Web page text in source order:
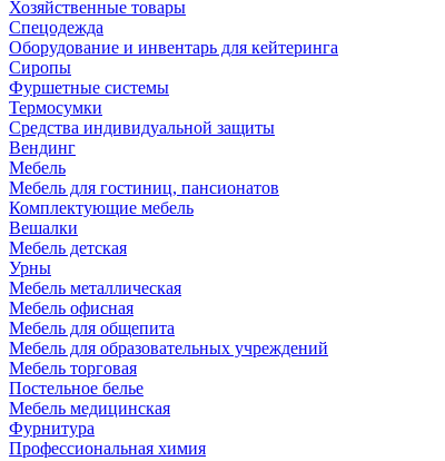
Хозяйственные товары
Спецодежда
Оборудование и инвентарь для кейтеринга
Сиропы
Фуршетные системы
Термосумки
Средства индивидуальной защиты
Вендинг
Мебель
Мебель для гостиниц, пансионатов
Комплектующие мебель
Вешалки
Мебель детская
Урны
Мебель металлическая
Мебель офисная
Мебель для общепита
Мебель для образовательных учреждений
Мебель торговая
Постельное белье
Мебель медицинская
Фурнитура
Профессиональная химия